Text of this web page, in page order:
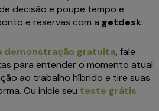
decisão e poupe tempo e
e reservas com a getdesk.
demonstração gratuita, fale
para entender o momento atual
ao trabalho híbrido e tire suas
Ou inicie seu teste grátis